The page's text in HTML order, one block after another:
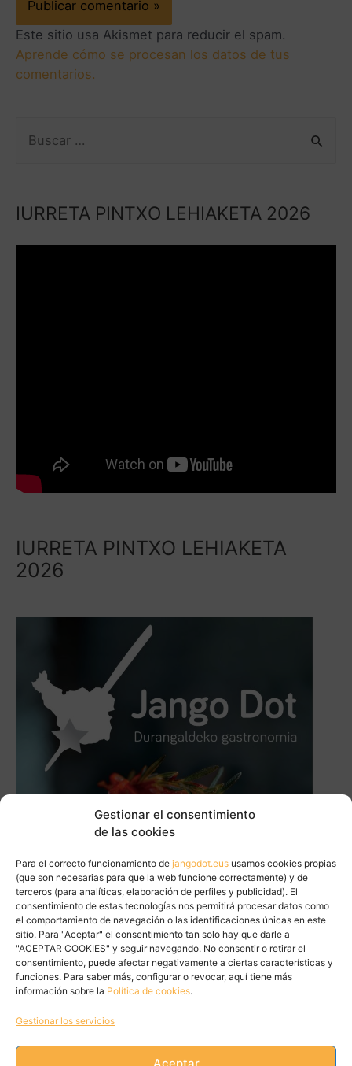
Gestionar el consentimiento
de las cookies
Para el correcto funcionamiento de jangodot.eus usamos cookies propias
(que son necesarias para que la web funcione correctamente) y de
terceros (para analíticas, elaboración de perfiles y publicidad). El
consentimiento de estas tecnologías nos permitirá procesar datos como
el comportamiento de navegación o las identificaciones únicas en este
sitio. Para "Aceptar" el consentimiento tan solo hay que darle a
"ACEPTAR COOKIES" y seguir navegando. No consentir o retirar el
consentimiento, puede afectar negativamente a ciertas características y
funciones. Para saber más, configurar o revocar, aquí tiene más
información sobre la Política de cookies.
Gestionar los servicios
Aceptar
Este sitio usa Akismet para reducir el spam.
Aprende cómo se procesan los datos de tus
comentarios.
IURRETA PINTXO LEHIAKETA 2026
IURRETA PINTXO LEHIAKETA
2026